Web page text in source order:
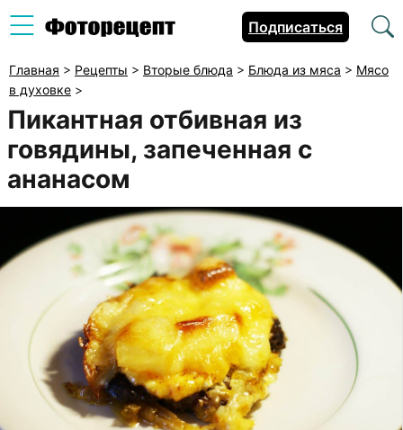
Подписаться
Главная > Рецепты > Вторые блюда > Блюда из мяса > Мясо
в духовке >
Пикантная отбивная из
говядины, запеченная с
ананасом